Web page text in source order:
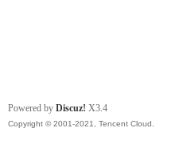
Powered by Discuz! X3.4
Copyright © 2001-2021, Tencent Cloud.